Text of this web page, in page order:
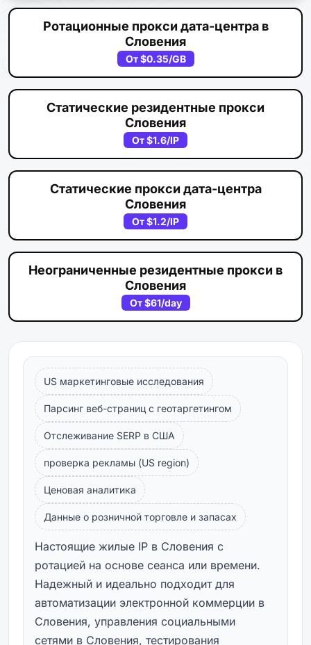
Ротационные прокси дата-центра в
Словения
От$0.35/GB
Статические резидентные прокси
Словения
От$1.6/IP
Статические прокси дата-центра
Словения
От$1.2/IP
Неограниченные резидентные прокси в
Словения
От$61/day
US маркетинговые исследования
Парсинг веб-страниц с геотаргетингом
Отслеживание SERP в США
проверка рекламы (US region)
Ценовая аналитика
Данные о розничной торговле и запасах
Настоящие жилые IP в Словения с
ротацией на основе сеанса или времени.
Надежный и идеально подходит для
автоматизации электронной коммерции в
Словения, управления социальными
сетями в Словения, тестирования